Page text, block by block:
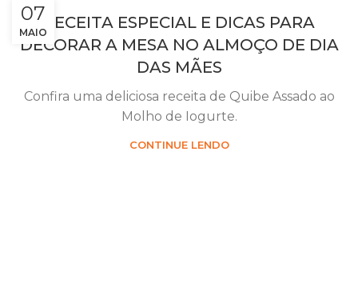
07
MAIO
RECEITA ESPECIAL E DICAS PARA
DECORAR A MESA NO ALMOÇO DE DIA
DAS MÃES
Confira uma deliciosa receita de Quibe Assado ao
Molho de Iogurte.
CONTINUE LENDO